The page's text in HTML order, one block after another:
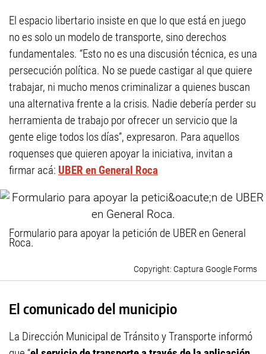
El espacio libertario insiste en que lo que está en juego
no es solo un modelo de transporte, sino derechos
fundamentales. “Esto no es una discusión técnica, es una
persecución política. No se puede castigar al que quiere
trabajar, ni mucho menos criminalizar a quienes buscan
una alternativa frente a la crisis. Nadie debería perder su
herramienta de trabajo por ofrecer un servicio que la
gente elige todos los días”, expresaron. Para aquellos
roquenses que quieren apoyar la iniciativa, invitan a
firmar acá: UBER en General Roca
Formulario para apoyar la petición de UBER en General
Roca.
Captura Google Forms
El comunicado del municipio
La Dirección Municipal de Tránsito y Transporte informó